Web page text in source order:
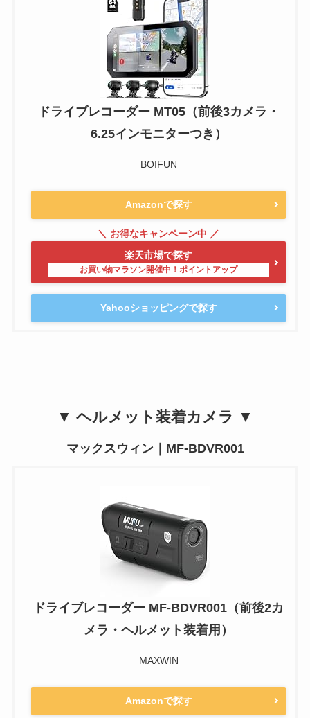
ドライブレコーダー MT05（前後3カメラ・
6.25インモニターつき）
BOIFUN
Amazonで探す
楽天市場で探す
Yahooショッピングで探す
▼ ヘルメット装着カメラ ▼
マックスウィン｜MF-BDVR001
ドライブレコーダー MF-BDVR001（前後2カ
メラ・ヘルメット装着用）
MAXWIN
Amazonで探す